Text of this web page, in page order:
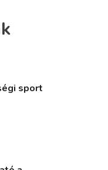
sport